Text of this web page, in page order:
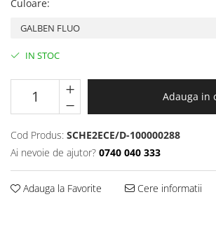
Copii
Casti copii
Ochelari
Pantaloni Barbati
Culoare:
IN STOC
Adauga in
Cod Produs: SCHE2ECE/D-100000288
Ai nevoie de ajutor? 0740 040 333
Adauga la Favorite Cere informatii